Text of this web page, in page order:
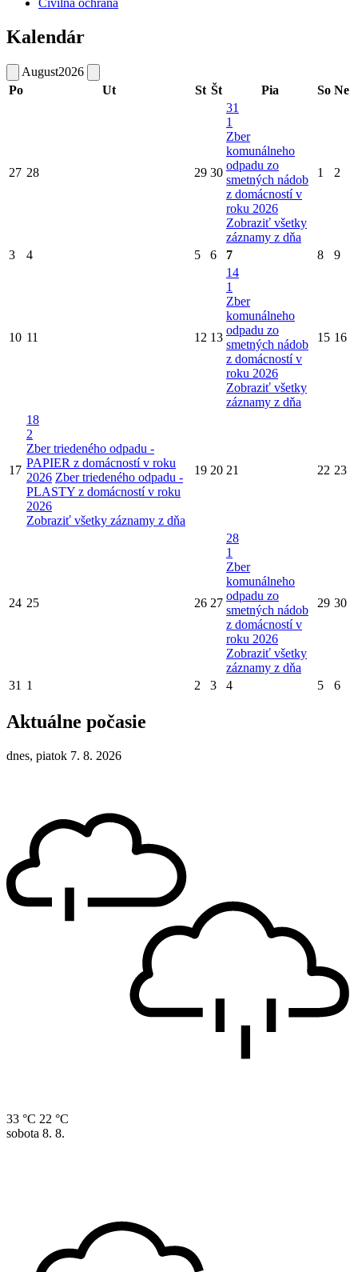
Civilná ochrana
Kalendár
August2026
Po
Ut St Št Pia So Ne
27 28 29 30
31
1
Zber
komunálneho
odpadu zo
smetných nádob
z domácností v
roku 2026
Zobraziť všetky
záznamy z dňa
1 2
3 4 5 6 7 8 9
10 11 12 13
14
1
Zber
komunálneho
odpadu zo
smetných nádob
z domácností v
roku 2026
Zobraziť všetky
záznamy z dňa
15 16
17
18
2
Zber triedeného odpadu -
PAPIER z domácností v roku
2026 Zber triedeného odpadu -
PLASTY z domácností v roku
2026
Zobraziť všetky záznamy z dňa
19 20 21 22 23
24 25 26 27
28
1
Zber
komunálneho
odpadu zo
smetných nádob
z domácností v
roku 2026
Zobraziť všetky
záznamy z dňa
29 30
31 1 2 3 4 5 6
Aktuálne počasie
dnes, piatok 7. 8. 2026
33 °C 22 °C
sobota 8. 8.